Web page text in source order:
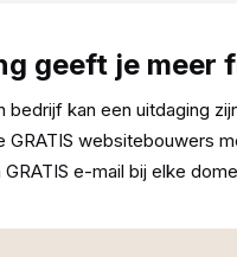
geeft je meer
bedrijf kan een uitdaging
GRATIS websitebouwers
e-mail bij elke